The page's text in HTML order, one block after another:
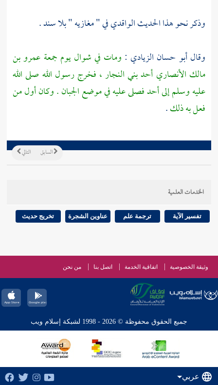
وذكر نحو هذا الحديثالواقديفي " مغازيه " بلا سند .
وقالأبو حسان الزيادي : ومات في شوال يوم جمعة عمرو بن
مالك الأنصاري أحدبني النجار ، فخرج رسول الله صلى الله
عليه وسلم إلىأحدفصلى عليه في موضع الجبان . وكان أول من
فعل به ذلك.
التالي السابق
الخدمات العلمية
تفسير الآية ترجمة علم عناوين الشجرة تخريج حديث
وثيقة الخصوصية اتفاقية الخدمة اتصل بنا من نحن
جميع الحقوق محفوظة © 2026 - 1998 لشبكة إسلام ويب
عربي